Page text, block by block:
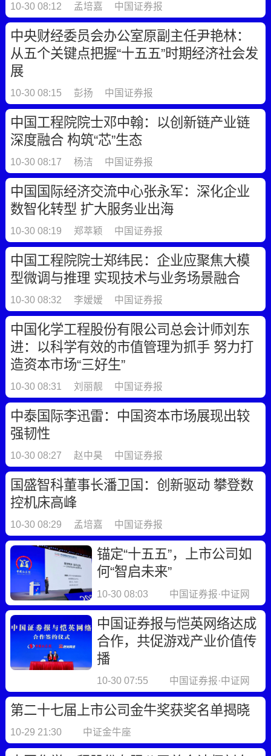
10-30 08:12 孟培嘉 中国证券报
中央财经委员会办公室原副主任尹艳林：
从五个关键点把握“十五五”时期经济社会发
展
10-30 08:15 彭扬 中国证券报
中国工程院院士邓中翰：以创新链产业链
深度融合 构筑“芯”生态
10-30 08:17 杨洁 中国证券报
中国国际经济交流中心张永军：深化企业
数智化转型 扩大服务业出海
10-30 08:19 郑萃颖 中国证券报
中国工程院院士郑纬民：企业应聚焦大模
型微调与推理 实现技术与业务场景融合
10-30 08:32 李嫒嫒 中国证券报
中国化学工程股份有限公司总会计师刘东
进：以科学有效的市值管理为抓手 努力打
造资本市场“三好生”
10-30 08:31 刘丽靓 中国证券报
中泰国际李迅雷：中国资本市场展现出较
强韧性
10-30 08:27 赵中昊 中国证券报
国盛智科董事长潘卫国：创新驱动 攀登数
控机床高峰
10-30 08:29 孟培嘉 中国证券报
锚定“十五五”，上市公司如
何“智启未来”
10-30 08:03 中国证券报·中证网
中国证券报与恺英网络达成
合作，共促游戏产业价值传
播
10-30 07:55 中国证券报·中证网
第二十七届上市公司金牛奖获奖名单揭晓
10-29 21:30 中证金牛座